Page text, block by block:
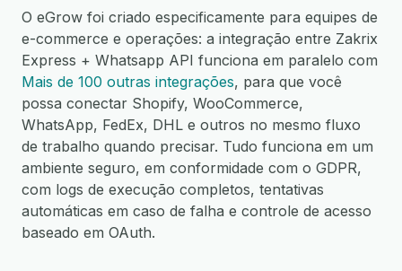
O eGrow foi criado especificamente para equipes de
e-commerce e operações: a integração entre Zakrix
Express + Whatsapp API funciona em paralelo com
Mais de 100 outras integrações, para que você
possa conectar Shopify, WooCommerce,
WhatsApp, FedEx, DHL e outros no mesmo fluxo
de trabalho quando precisar. Tudo funciona em um
ambiente seguro, em conformidade com o GDPR,
com logs de execução completos, tentativas
automáticas em caso de falha e controle de acesso
baseado em OAuth.